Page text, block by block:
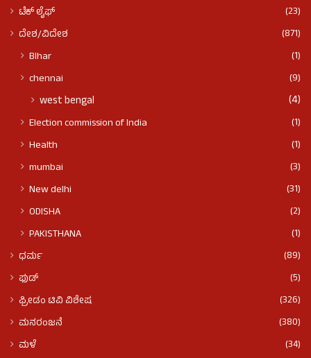
ಟೆಕ್ ಲೈಫ್
(23)
ದೇಶ/ವಿದೇಶ
(871)
BIhar
(1)
chennai
(9)
west bengal (4)
Election commission of India
(1)
Health
(1)
mumbai
(3)
New delhi
(31)
ODISHA
(2)
PAKISTHANA
(1)
ಧರ್ಮ
(89)
ಫುಡ್​​
(5)
ಫ್ರೀಡಂ ಟಿವಿ ವಿಶೇಷ
(326)
ಮನರಂಜನೆ
(380)
ಮಳೆ
(34)